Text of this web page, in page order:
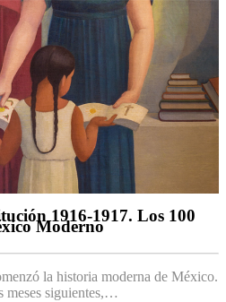
1916-1917. Los 100
Moderno
la historia moderna de México.
meses siguientes,…